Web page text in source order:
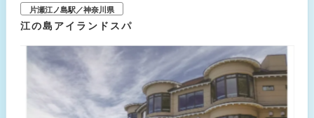
片瀬江ノ島駅／神奈川県
江の島アイランドスパ